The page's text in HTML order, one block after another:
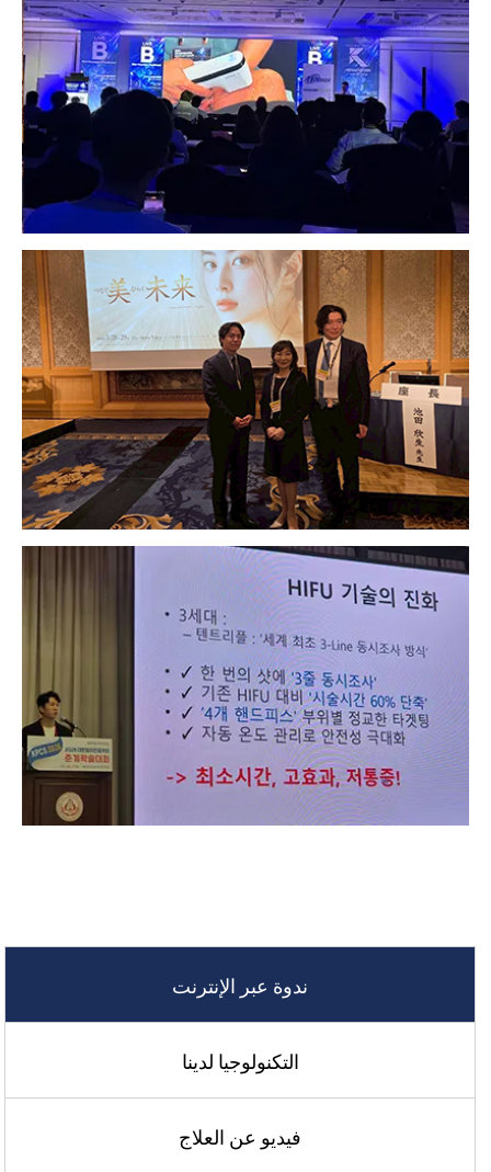
ندوة عبر الإنترنت
التكنولوجيا لدينا
فيديو عن العلاج